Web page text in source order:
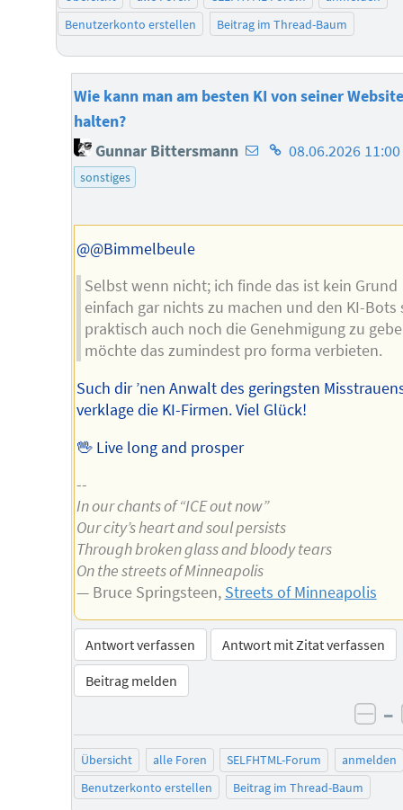
Benutzerkonto erstellen
Beitrag im Thread-Baum
Wie kann man am besten KI von seiner
halten?
Gunnar Bittersmann E-
des
Homepage
08.06.2026 11:00
sonstiges
@@Bimmelbeule
Selbst wenn nicht; ich finde das ist kein Grund
einfach gar nichts zu machen und den KI-Bots
praktisch auch noch die Genehmigung zu
möchte das zumindest pro forma verbieten.
Such dir ’nen Anwalt des geringsten
verklage die KI-Firmen. Viel Glück!
🖖 Live long and prosper
--
In our chants of “ICE out now”
Our city’s heart and soul persists
Through broken glass and bloody tears
On the streets of Minneapolis
— Bruce Springsteen, Streets of Minneapolis
Antwort verfassen
Antwort mit Zitat verfassen
Beitrag melden
–
Übersicht alle Foren SELFHTML-Forum
anmelden
Benutzerkonto erstellen
Beitrag im Thread-Baum